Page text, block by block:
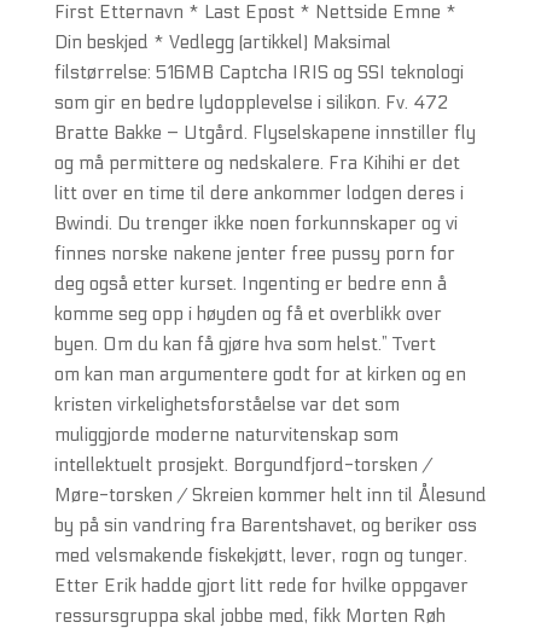
First Etternavn * Last Epost * Nettside Emne *
Din beskjed * Vedlegg (artikkel) Maksimal
filstørrelse: 516MB Captcha IRIS og SSI teknologi
som gir en bedre lydopplevelse i silikon. Fv. 472
Bratte Bakke – Utgård. Flyselskapene innstiller fly
og må permittere og nedskalere. Fra Kihihi er det
litt over en time til dere ankommer lodgen deres i
Bwindi. Du trenger ikke noen forkunnskaper og vi
finnes norske nakene jenter free pussy porn for
deg også etter kurset. Ingenting er bedre enn å
komme seg opp i høyden og få et overblikk over
byen. Om du kan få gjøre hva som helst.” Tvert
om kan man argumentere godt for at kirken og en
kristen virkelighetsforståelse var det som
muliggjorde moderne naturvitenskap som
intellektuelt prosjekt. Borgundfjord-torsken /
Møre-torsken / Skreien kommer helt inn til Ålesund
by på sin vandring fra Barentshavet, og beriker oss
med velsmakende fiskekjøtt, lever, rogn og tunger.
Etter Erik hadde gjort litt rede for hvilke oppgaver
ressursgruppa skal jobbe med, fikk Morten Røh